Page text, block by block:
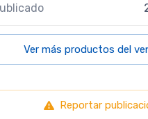
Ver más productos del
Reportar